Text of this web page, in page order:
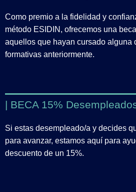
Como premio a la fidelidad y
método ESIDIN, ofrecemos una
aquellos que hayan cursado alguna
formativas anteriormente.
| BECA 15%
Si estas desempleado/a y decides
para avanzar, estamos aquí para
descuento de un 15%.